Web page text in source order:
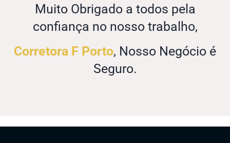
Muito Obrigado a todos pela
confiança no nosso trabalho,
Corretora F Porto, Nosso Negócio é
Seguro.